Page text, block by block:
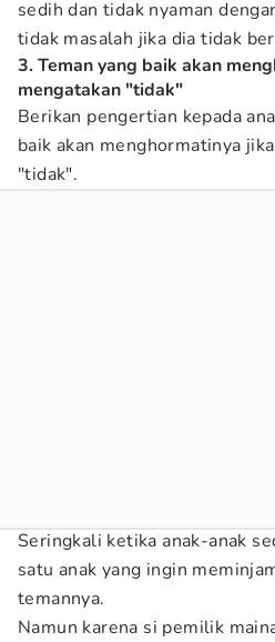
sedih dan tidak nyaman
tidak masalah jika dia tidak
3. Teman yang baik akan
mengatakan "tidak"
Berikan pengertian kepada
baik akan menghormatinya
"tidak".
Seringkali ketika anak-anak
satu anak yang ingin
temannya.
Namun karena si pemilik